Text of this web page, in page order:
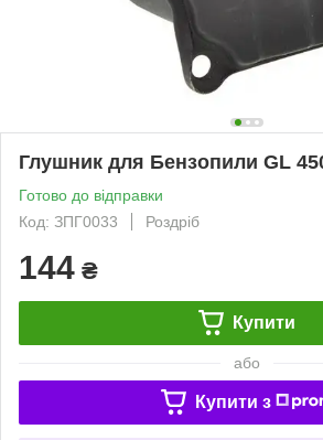
Глушник для Бензопили GL
Готово до відправки
Код: ЗПГ0033
Роздріб
144 ₴
Купити
або
Купити з